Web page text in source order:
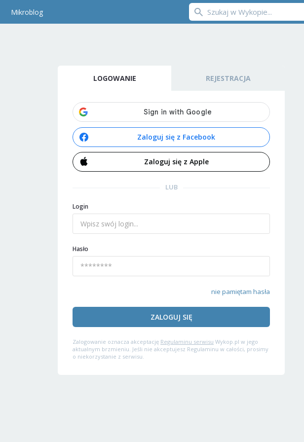
Mikroblog
LOGOWANIE REJESTRACJA
Zaloguj się z Facebook
Zaloguj się z Apple
LUB
Login
Hasło
nie pamiętam hasła
ZALOGUJ SIĘ
Zalogowanie oznacza akceptację Regulaminu serwisu Wykop.pl w jego
aktualnym brzmieniu. Jeśli nie akceptujesz Regulaminu w całości, prosimy
o niekorzystanie z serwisu.